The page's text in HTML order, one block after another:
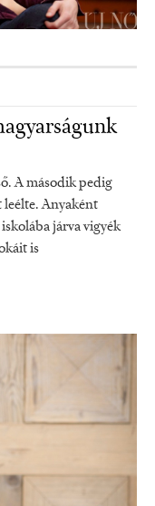
A második pedig
leélte. Anyaként
járva vigyék
is